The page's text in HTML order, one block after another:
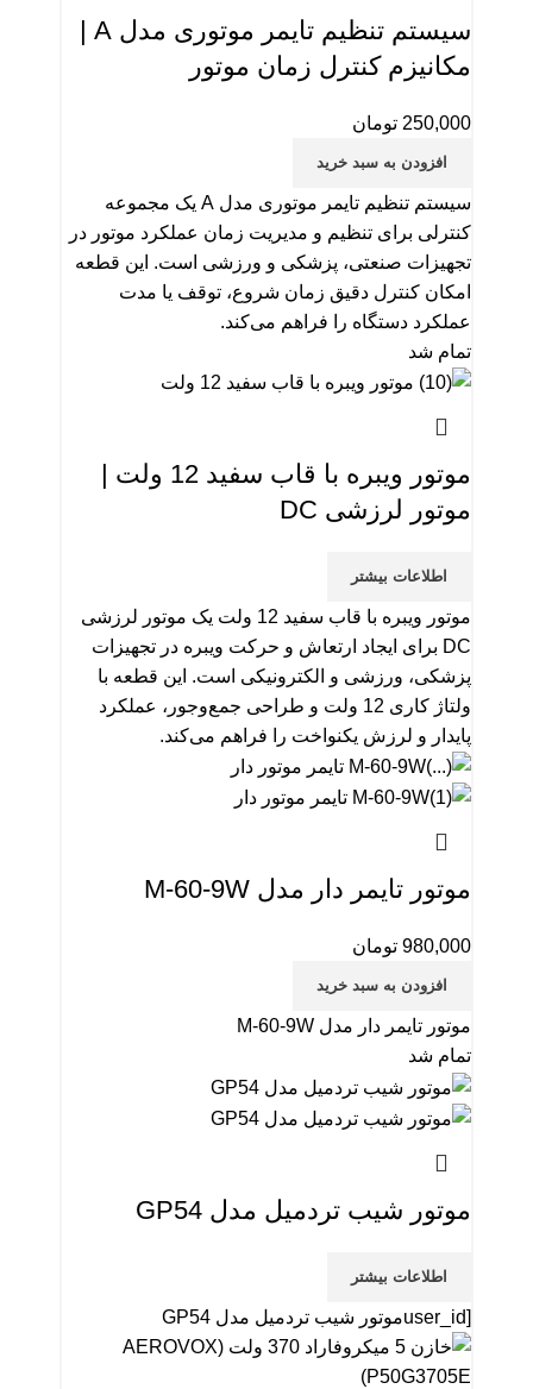
سیستم تنظیم تایمر موتوری مدل A |
مکانیزم کنترل زمان موتور
250,000 تومان
افزودن به سبد خرید
سیستم تنظیم تایمر موتوری مدل A یک مجموعه
کنترلی برای تنظیم و مدیریت زمان عملکرد موتور در
تجهیزات صنعتی، پزشکی و ورزشی است. این قطعه
امکان کنترل دقیق زمان شروع، توقف یا مدت
عملکرد دستگاه را فراهم می‌کند.
تمام شد
موتور ویبره با قاب سفید 12 ولت |
موتور لرزشی DC
اطلاعات بیشتر
موتور ویبره با قاب سفید 12 ولت یک موتور لرزشی
DC برای ایجاد ارتعاش و حرکت ویبره در تجهیزات
پزشکی، ورزشی و الکترونیکی است. این قطعه با
ولتاژ کاری 12 ولت و طراحی جمع‌وجور، عملکرد
پایدار و لرزش یکنواخت را فراهم می‌کند.
موتور تایمر دار مدل M-60-9W
980,000 تومان
افزودن به سبد خرید
موتور تایمر دار مدل M-60-9W
تمام شد
موتور شیب تردمیل مدل GP54
اطلاعات بیشتر
[user_idموتور شیب تردمیل مدل GP54